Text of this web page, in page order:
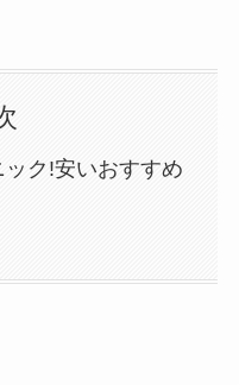
ク!安いおすすめ